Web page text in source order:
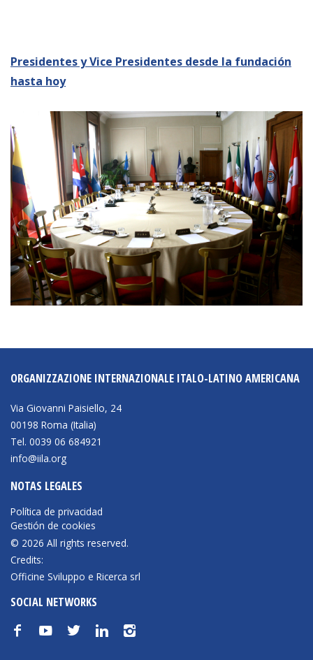
Presidentes y Vice Presidentes desde la fundación
hasta hoy
ORGANIZZAZIONE INTERNAZIONALE ITALO-LATINO AMERICANA
Via Giovanni Paisiello, 24
00198 Roma (Italia)
Tel. 0039 06 684921
info@iila.org
NOTAS LEGALES
Política de privacidad
Gestión de cookies
© 2026 All rights reserved.
Credits:
Officine Sviluppo e Ricerca srl
SOCIAL NETWORKS
f y t n i